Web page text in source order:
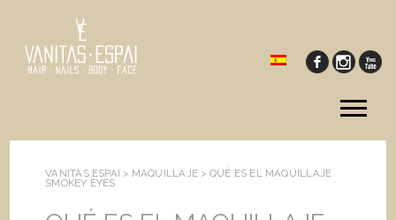
VANITAS ESPAI > MAQUILLAJE > QUÉ ES EL MAQUILLAJE
SMOKEY EYES